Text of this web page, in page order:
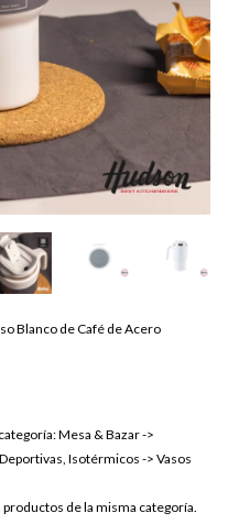
Blanco de Café de Acero
Mesa & Bazar ->
Isotérmicos -> Vasos
de la misma categoría.